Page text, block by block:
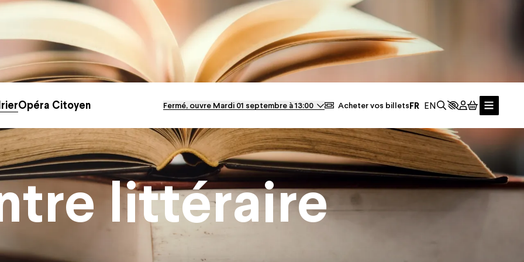
compte
Opéra Citoyen Fermé, ouvre Mardi 01 septembre à 13:00 Acheter vos billets
littéraire
de Nancy-
nous ?
Xperience
et délibérations
Opéra Citoyen
Éducation
Solidarités
Écoresponsabilité
Le CFA
Émergence artistique
Actualités